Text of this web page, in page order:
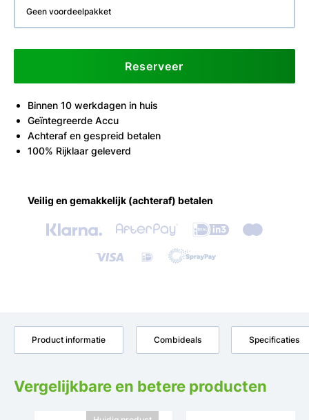
Geen voordeelpakket
Reserveer
Binnen 10 werkdagen in huis
Geïntegreerde Accu
Achteraf en gespreid betalen
100% Rijklaar geleverd
Veilig en gemakkelijk (achteraf) betalen
Product informatie Combideals Specificaties
Vergelijkbare en betere producten